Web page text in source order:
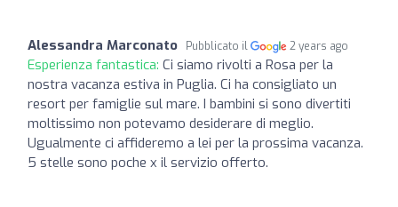
Alessandra Marconato Pubblicato il 2 years ago
Esperienza fantastica: Ci siamo rivolti a Rosa per la
nostra vacanza estiva in Puglia. Ci ha consigliato un
resort per famiglie sul mare. I bambini si sono divertiti
moltissimo non potevamo desiderare di meglio.
Ugualmente ci affideremo a lei per la prossima vacanza.
5 stelle sono poche x il servizio offerto.